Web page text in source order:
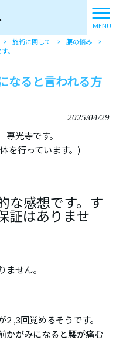
MENU
> 施術に関して > 腰の悩み
>
。
なると言われる方
2025/04/29
光寺です。
を行っています。)
な感想です。す
証はありませ
せん。
,3回覚めるそうです。
かがみになると腰が痛む